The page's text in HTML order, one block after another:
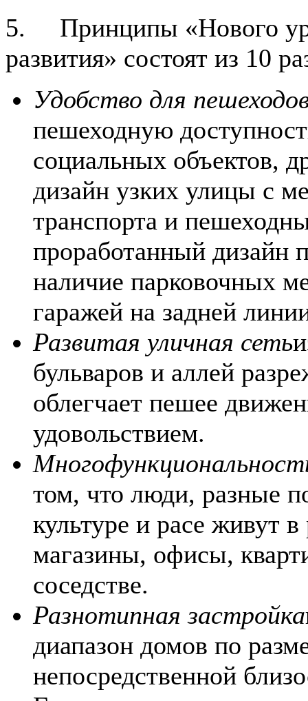
5. Принципы «Нового
развития» состоят из 10
Удобство для
пешеходную
социальных объектов,
дизайн узких улицы с
транспорта и
проработанный дизайн
наличие парковочных
гаражей на задней
Развитая уличная сеть
бульваров и аллей
облегчает пешее
удовольствием.
том, что люди, разные
культуре и расе живут
магазины, офисы,
соседстве.
Разнотипная застройка
диапазон домов по
непосредственной